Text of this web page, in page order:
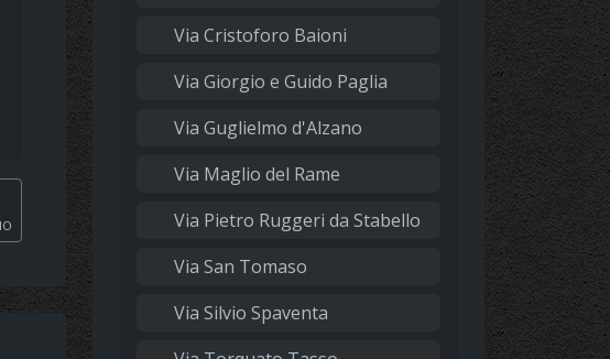
Via Cristoforo Baioni
Via Giorgio e Guido Paglia
Via Guglielmo d'Alzano
Via Maglio del Rame
Via Pietro Ruggeri da Stabello
Via San Tomaso
Via Silvio Spaventa